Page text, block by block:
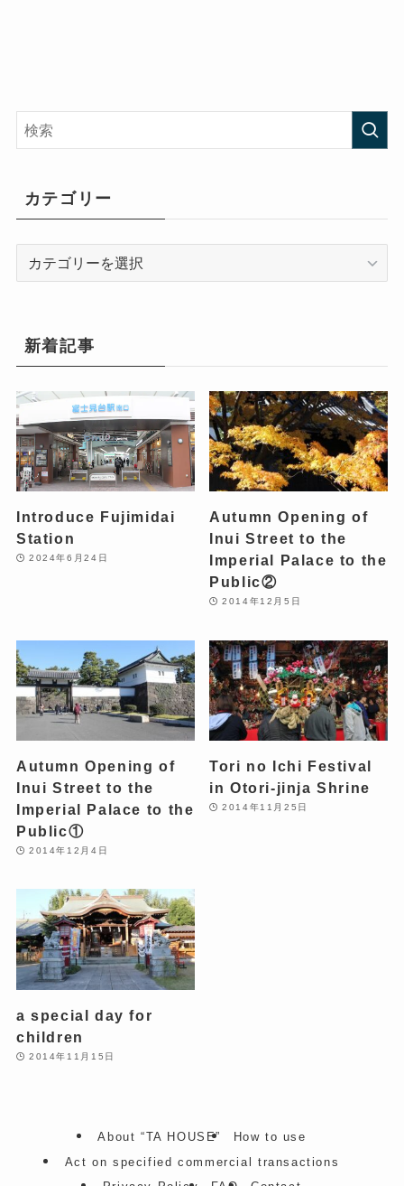
カテゴリー
ー
新着記事
Introduce Fujimidai
Station
2024年6月24日
Autumn Opening of
Inui Street to the
Imperial Palace to the
Public②
2014年12月5日
Autumn Opening of
Inui Street to the
Imperial Palace to the
Public①
2014年12月4日
Tori no Ichi Festival
in Otori-jinja Shrine
2014年11月25日
a special day for
children
2014年11月15日
About “TA HOUSE”
How to use
Act on specified commercial transactions